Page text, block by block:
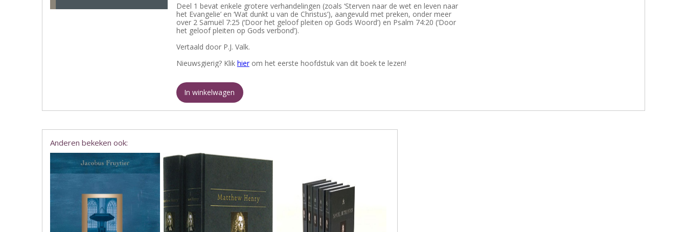
Deel 1 bevat enkele grotere verhandelingen (zoals ‘Sterven naar de wet en leven naar
het Evangelie’ en ‘Wat dunkt u van de Christus’), aangevuld met preken, onder meer
over 2 Samuël 7:25 (‘Door het geloof pleiten op Gods Woord’) en Psalm 74:20 (‘Door
het geloof pleiten op Gods verbond’).
Vertaald door P.J. Valk.
Nieuwsgierig? Klik hierom het eerste hoofdstuk van dit boek te lezen!
In winkelwagen
Anderen bekeken ook: